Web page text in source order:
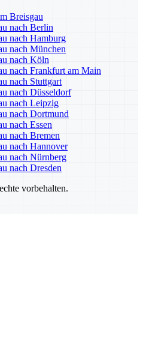
Breisgau
nach Berlin
nach Hamburg
nach München
nach Köln
nach Frankfurt am Main
nach Stuttgart
nach Düsseldorf
nach Leipzig
nach Dortmund
nach Essen
nach Bremen
nach Hannover
nach Nürnberg
nach Dresden
vorbehalten.